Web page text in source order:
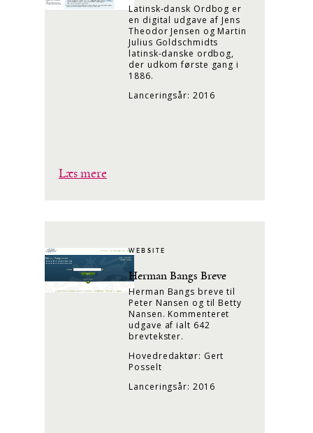
Latinsk-dansk Ordbog er
en digital udgave af Jens
Theodor Jensen og Martin
Julius Goldschmidts
latinsk-danske ordbog,
der udkom første gang i
1886.
Lanceringsår: 2016
Læs mere
WEBSITE
Herman Bangs Breve
Herman Bangs breve til
Peter Nansen og til Betty
Nansen. Kommenteret
udgave af ialt 642
brevtekster.
Hovedredaktør: Gert
Posselt
Lanceringsår: 2016